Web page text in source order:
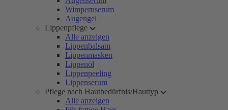
Wimpernserum
Augengel
Lippenpflege
Alle anzeigen
Lippenbalsam
Lippenmasken
Lippenöl
Lippenpeeling
Lippenserum
Pflege nach Hautbedürfnis/Hauttyp
Alle anzeigen